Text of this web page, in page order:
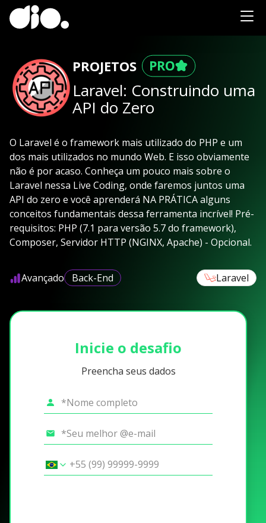
PROJETOS
Laravel: Construindo uma
API do Zero
O Laravel é o framework mais utilizado do PHP e um
dos mais utilizados no mundo Web. E isso obviamente
não é por acaso. Conheça um pouco mais sobre o
Laravel nessa Live Coding, onde faremos juntos uma
API do zero e você aprenderá NA PRÁTICA alguns
conceitos fundamentais dessa ferramenta incrível! Pré-
requisitos: PHP (7.1 para versão 5.7 do framework),
Composer, Servidor HTTP (NGINX, Apache) - Opcional.
Avançado Back-End Laravel
Inicie o desafio
Preencha seus dados